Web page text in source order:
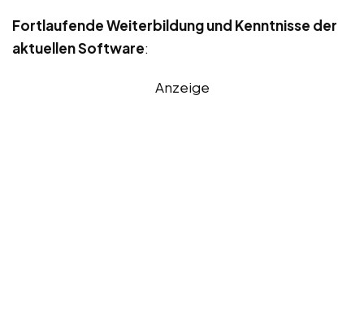
Fortlaufende Weiterbildung und Kenntnisse der
aktuellen Software:
Anzeige